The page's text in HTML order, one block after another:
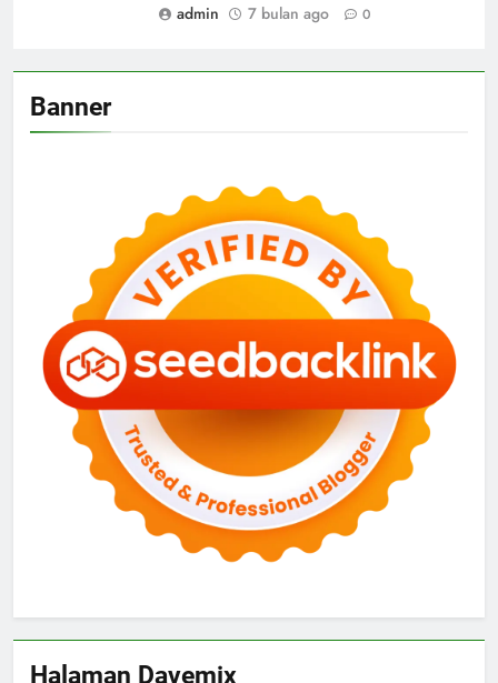
admin
7 bulan ago 0
Banner
Halaman Davemix